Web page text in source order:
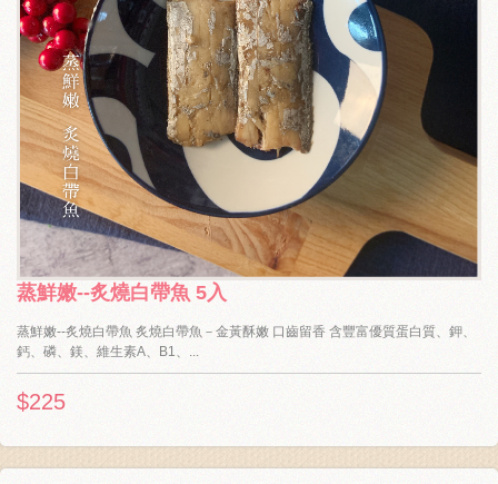
蒸鮮嫩--炙燒白帶魚 5入
蒸鮮嫩--炙燒白帶魚 炙燒白帶魚－金黃酥嫩 口齒留香 含豐富優質蛋白質、鉀、
鈣、磷、鎂、維生素A、B1、...
$225